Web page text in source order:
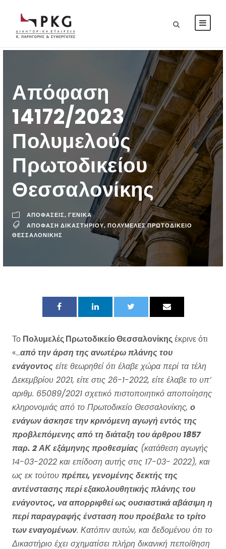
Απόφαση
14172/2023
Πολυμελούς
Πρωτοδικείου
Θεσσαλονίκης
ΑΠΟΦΑΣΕΙΣ, ΓΕΝΙΚΑ
ΑΠΌΦΑΣΗ ΔΙΚΑΣΤΗΡΊΟΥ, ΠΟΛΥΜΕΛΈΣ ΠΡΩΤΟΔΙΚΕΊΟ
ΘΕΣΣΑΛΟΝΊΚΗΣ
Το Πολυμελές Πρωτοδικείο Θεσσαλονίκηςέκρινε ότι
«…από την άρση της ανωτέρω πλάνης του
ενάγοντος είτε θεωρηθεί ότι έλαβε χώρα περί τα τέλη
Δεκεμβρίου 2021, είτε στις 26-1-2022, είτε έλαβε το υπ’
αριθμ. 65089/2021 σχετικό πιστοποιητικό αποποίησης
κληρονομιάς από το Πρωτοδικείο Θεσσαλονίκης, ο
ενάγων άσκησε την κρινόμενη αγωγή εντός της
προβλεπόμενης από τη διάταξη του άρθρου 1857
παρ. 2 ΑΚ εξάμηνης προθεσμίας (κατάθεση αγωγής
14-03-2022 και επίδοση αυτής στις 17-03- 2022), και
ως εκ τούτου πρέπει, γενομένης δεκτής της
αντένστασης περί εξακολουθητικής πλάνης του
ενάγοντος, να απορριφθεί ως ουσιαστικά αβάσιμη η
περί παραγραφής ένσταση που προέβαλε το τρίτο
των εναγομένων. Κατόπιν αυτών, και δεδομένου ότι το
Δικαστήριο έχει σχηματίσει πλήρη δικανική πεποίθηση